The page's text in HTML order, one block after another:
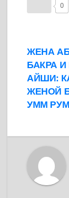
0
по
ЖЕНА
БАКРА
АЙШИ:
ЖЕНОЙ
УММ